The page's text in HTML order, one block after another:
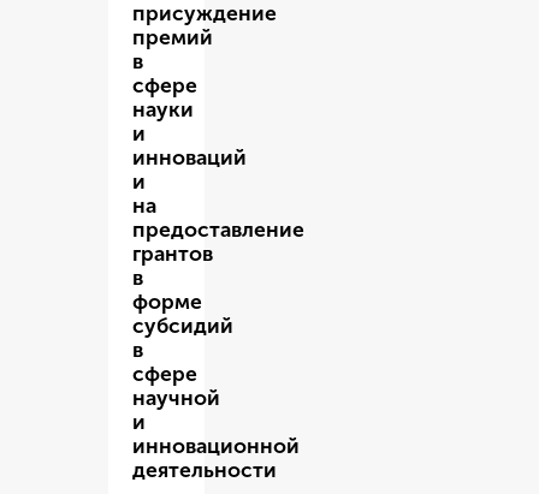
присуждение
премий
в
сфере
науки
и
инноваций
и
на
предоставление
грантов
в
форме
субсидий
в
сфере
научной
и
инновационной
деятельности